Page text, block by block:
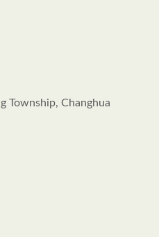
Township, Changhua